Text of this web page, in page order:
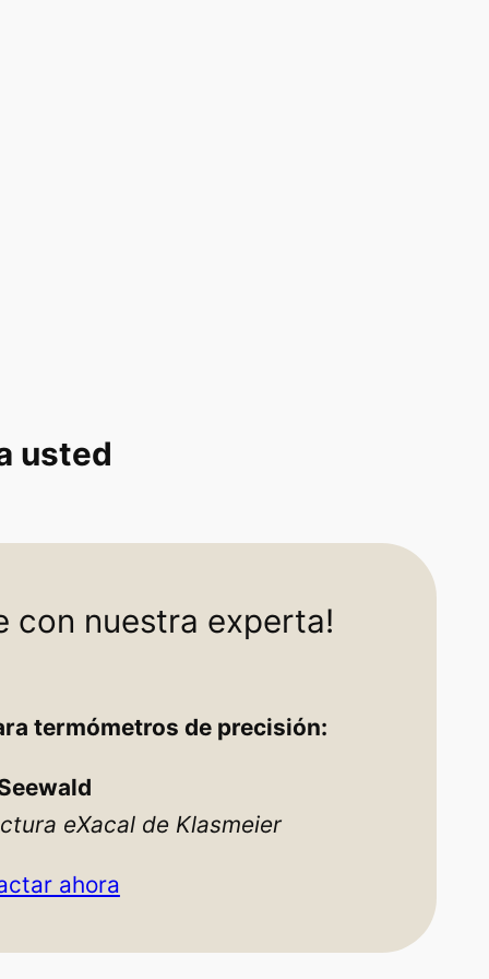
usted
con nuestra experta!
termómetros de precisión:
eXacal de Klasmeier
ahora